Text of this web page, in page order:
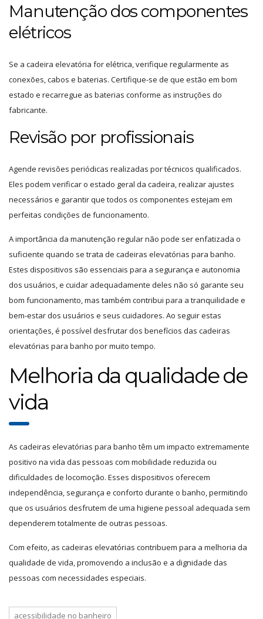
Manutenção dos componentes
elétricos
Se a cadeira elevatória for elétrica, verifique regularmente as
conexões, cabos e baterias. Certifique-se de que estão em bom
estado e recarregue as baterias conforme as instruções do
fabricante.
Revisão por profissionais
Agende revisões periódicas realizadas por técnicos qualificados.
Eles podem verificar o estado geral da cadeira, realizar ajustes
necessários e garantir que todos os componentes estejam em
perfeitas condições de funcionamento.
A importância da manutenção regular não pode ser enfatizada o
suficiente quando se trata de cadeiras elevatórias para banho.
Estes dispositivos são essenciais para a segurança e autonomia
dos usuários, e cuidar adequadamente deles não só garante seu
bom funcionamento, mas também contribui para a tranquilidade e
bem-estar dos usuários e seus cuidadores. Ao seguir estas
orientações, é possível desfrutar dos benefícios das cadeiras
elevatórias para banho por muito tempo.
Melhoria da qualidade de
vida
As cadeiras elevatórias para banho têm um impacto extremamente
positivo na vida das pessoas com mobilidade reduzida ou
dificuldades de locomoção. Esses dispositivos oferecem
independência, segurança e conforto durante o banho, permitindo
que os usuários desfrutem de uma higiene pessoal adequada sem
dependerem totalmente de outras pessoas.
Com efeito, as cadeiras elevatórias contribuem para a melhoria da
qualidade de vida, promovendo a inclusão e a dignidade das
pessoas com necessidades especiais.
acessibilidade no banheiro